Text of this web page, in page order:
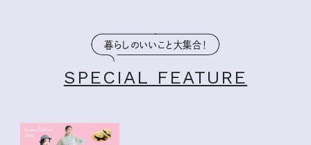
暮らしのいいこと大集合！
SPECIAL FEATURE